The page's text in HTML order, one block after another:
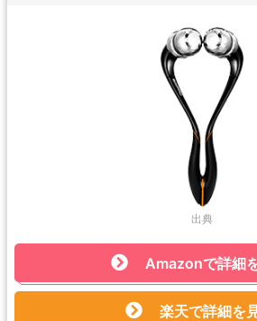
出典
Amazonで詳細
楽天で詳細を